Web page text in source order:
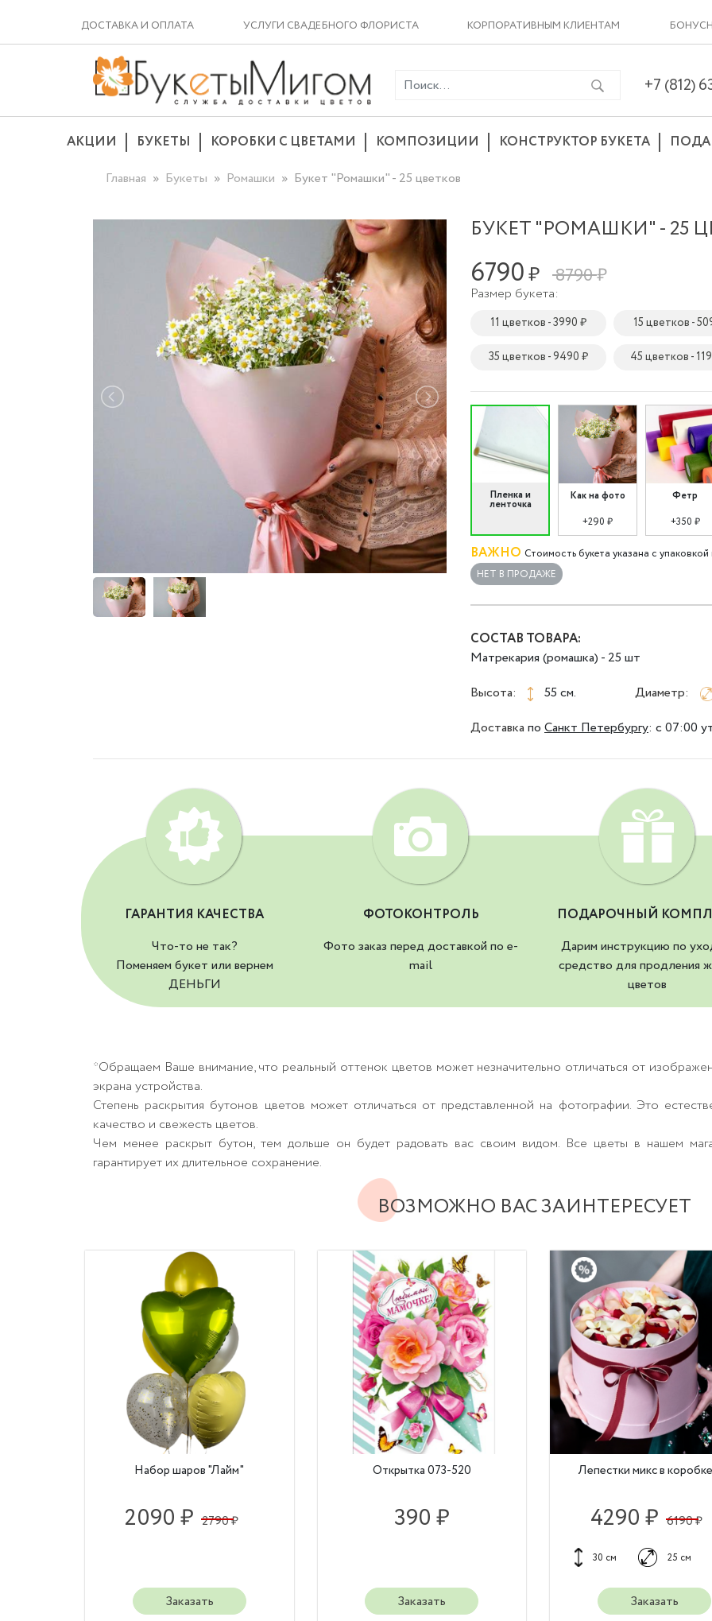
ДОСТАВКА И ОПЛАТА УСЛУГИ СВАДЕБНОГО ФЛОРИСТА КОРПОРАТИВНЫМ КЛИЕНТАМ
+7 (812)
АКЦИИ БУКЕТЫ КОРОБКИ С ЦВЕТАМИ КОМПОЗИЦИИ КОНСТРУКТОР БУКЕТА
Главная
Букеты Ромашки Букет "Ромашки" - 25 цветков
БУКЕТ "РОМАШКИ" - 25
6790₽ 8790 ₽
Размер букета:
11 цветков - 3990 ₽ 15 цветков -
35 цветков - 9490 ₽ 45 цветков -
Пленка и
ленточка
Как на фото
+290 ₽
Фетр
+350 ₽
ВАЖНО Стоимость букета указана с упаковкой
НЕТ В ПРОДАЖЕ
СОСТАВ ТОВАРА:
Матрекария (ромашка) - 25 шт
Высота:
55 см.
Диаметр:
Доставка по Санкт Петербургу: с 07:00
ГАРАНТИЯ КАЧЕСТВА
Что-то не так?
Поменяем букет или вернем
ДЕНЬГИ
ФОТОКОНТРОЛЬ
Фото заказ перед доставкой по e-
mail
ПОДАРОЧНЫЙ
Дарим инструкцию по
средство для продления
цветов
*Обращаем Ваше внимание, что реальный оттенок цветов может незначительно отличаться от
экрана устройства.
Степень раскрытия бутонов цветов может отличаться от представленной на фотографии. Это
качество и свежесть цветов.
Чем менее раскрыт бутон, тем дольше он будет радовать вас своим видом. Все цветы в нашем
гарантирует их длительное сохранение.
ВОЗМОЖНО ВАС ЗАИНТЕРЕСУЕТ
Набор шаров "Лайм"
2090 ₽ 2790 ₽
Заказать
Открытка 073-520
390 ₽
Заказать
Лепестки микс в
4290 ₽ 6190 ₽
30 см 25 см
Заказать